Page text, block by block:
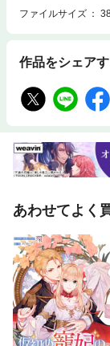
ファイルサイズ
作品をシェア
あわせてよく